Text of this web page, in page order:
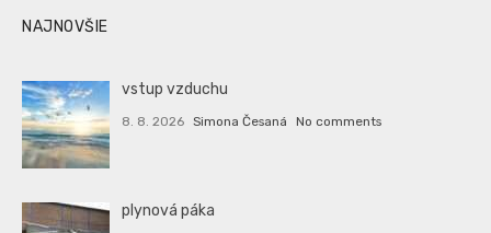
NAJNOVŠIE
vstup vzduchu
8. 8. 2026 Simona Česaná No comments
plynová páka